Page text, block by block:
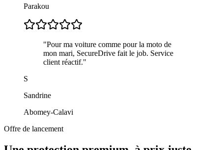
Parakou
"Pour ma voiture comme pour la moto de
mon mari, SecureDrive fait le job. Service
client réactif."
S
Sandrine
Abomey-Calavi
Offre de lancement